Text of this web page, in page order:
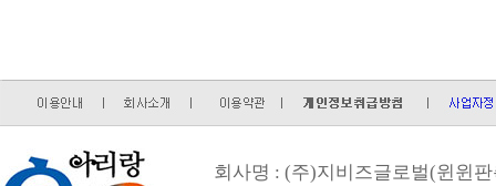
회사명 : (주)지비즈글로벌(윈윈